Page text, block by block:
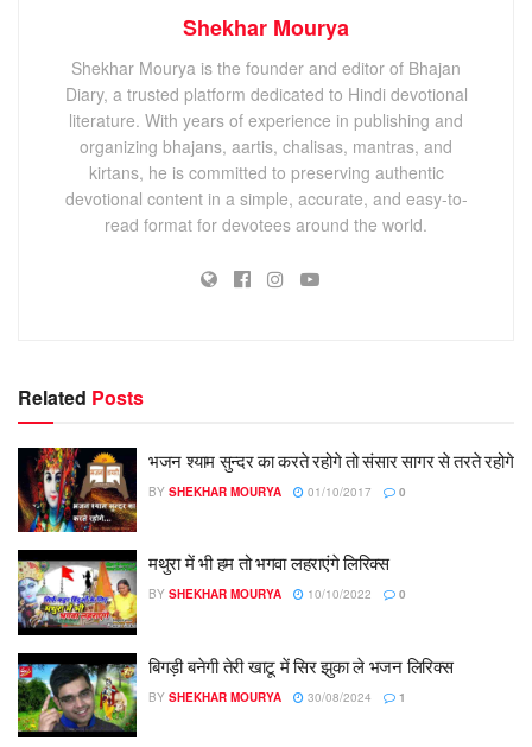
Shekhar Mourya
Shekhar Mourya is the founder and editor of Bhajan
Diary, a trusted platform dedicated to Hindi devotional
literature. With years of experience in publishing and
organizing bhajans, aartis, chalisas, mantras, and
kirtans, he is committed to preserving authentic
devotional content in a simple, accurate, and easy-to-
read format for devotees around the world.
Related Posts
भजन श्याम सुन्दर का करते रहोगे तो संसार सागर से तरते रहोगे
BY SHEKHAR MOURYA 01/10/2017 0
मथुरा में भी हम तो भगवा लहराएंगे लिरिक्स
BY SHEKHAR MOURYA 10/10/2022 0
बिगड़ी बनेगी तेरी खाटू में सिर झुका ले भजन लिरिक्स
BY SHEKHAR MOURYA 30/08/2024 1